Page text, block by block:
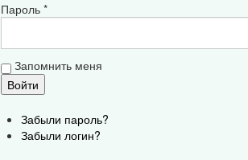
Пароль *
Запомнить меня
Забыли пароль?
Забыли логин?